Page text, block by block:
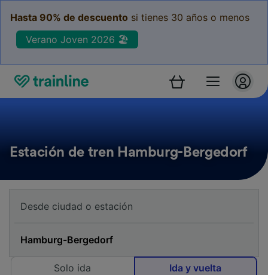
Hasta 90% de descuento si tienes 30 años o menos
Verano Joven 2026 🏖️
Estación de tren Hamburg-Bergedorf
Solo ida Ida y vuelta